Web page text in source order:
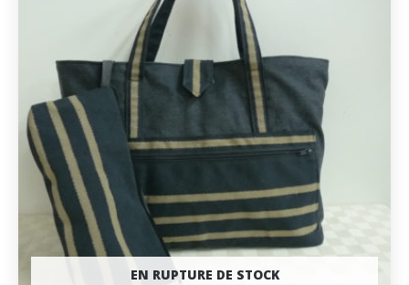
EN RUPTURE DE STOCK